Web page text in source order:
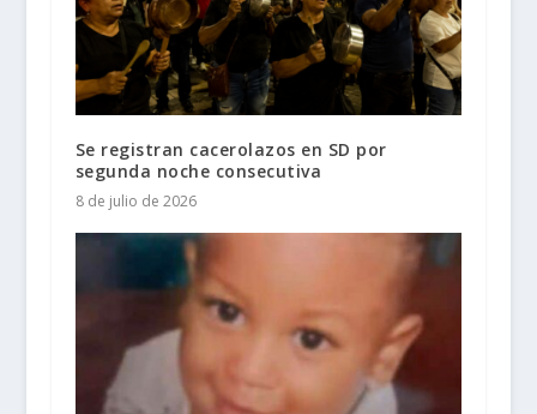
Se registran cacerolazos en SD por
segunda noche consecutiva
8 de julio de 2026